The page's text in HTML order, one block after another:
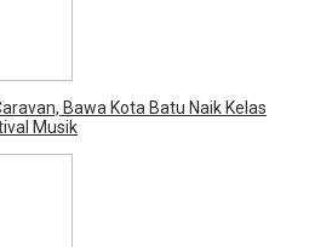
Bawa Kota Batu Naik Kelas
Musik